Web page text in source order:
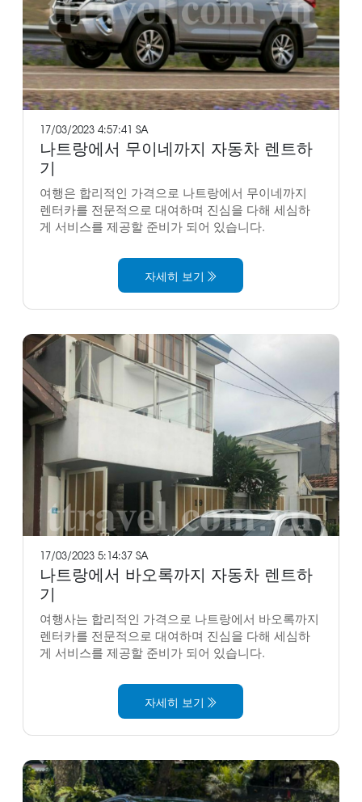
17/03/2023 4:57:41 SA
나트랑에서 무이네까지 자동차 렌트하
기
여행은 합리적인 가격으로 나트랑에서 무이네까지
렌터카를 전문적으로 대여하며 진심을 다해 세심하
게 서비스를 제공할 준비가 되어 있습니다.
자세히 보기
17/03/2023 5:14:37 SA
나트랑에서 바오록까지 자동차 렌트하
기
여행사는 합리적인 가격으로 나트랑에서 바오록까지
렌터카를 전문적으로 대여하며 진심을 다해 세심하
게 서비스를 제공할 준비가 되어 있습니다.
자세히 보기